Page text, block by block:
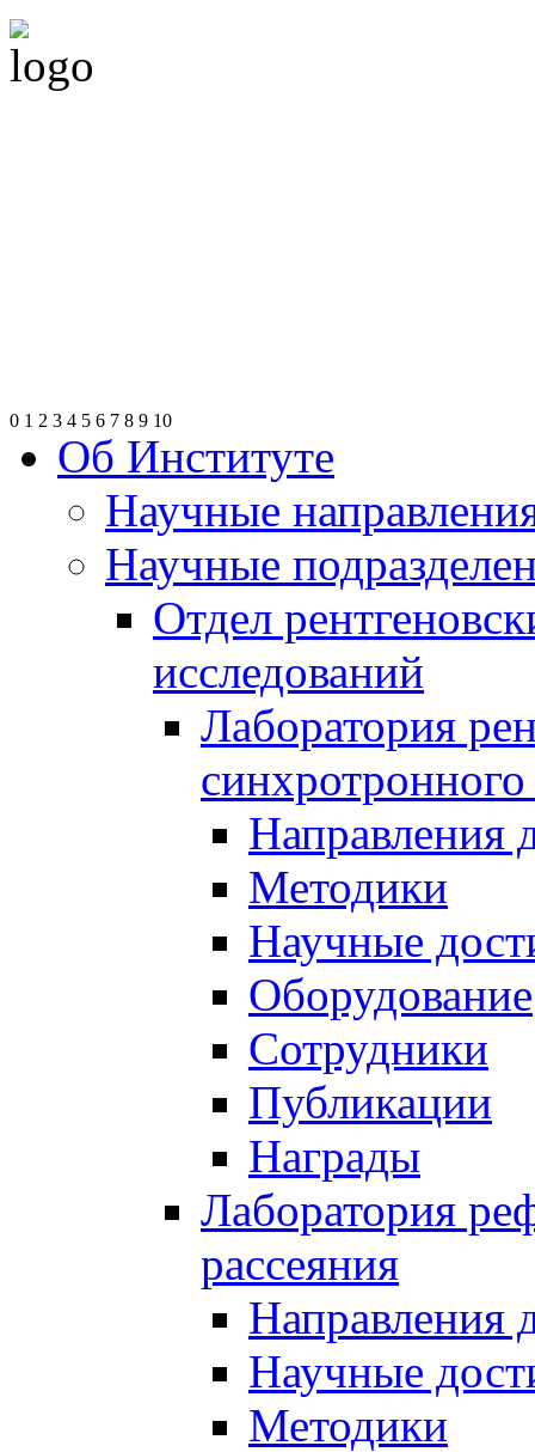
0 1 2 3 4 5 6 7 8 9 10
Об Институте
Научные
Научные
Отдел
исследований
Лаборатория
Направления
Методики
Научные
Оборудование
Сотрудники
Публикации
Награды
Лаборатория
рассеяния
Направления
Научные
Методики